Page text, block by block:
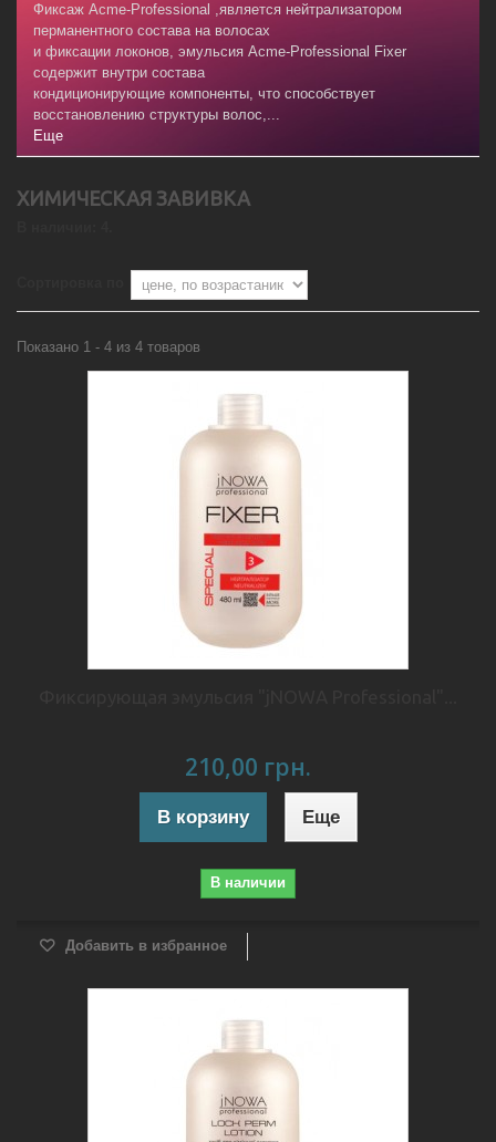
Фиксаж Acme-Professional ,является нейтрализатором
перманентного состава на волосах
и фиксации локонов, эмульсия Acme-Professional Fixer
содержит внутри состава
кондиционирующие компоненты, что способствует
восстановлению структуры волос,...
Еще
ХИМИЧЕСКАЯ ЗАВИВКА
Показано 1 - 4 из 4 товаров
210,00 грн.
В корзину Еще
В наличии
Добавить в избранное